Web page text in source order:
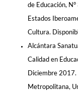
de Educación,
Estados
Cultura.
Alcántara
Calidad en
Diciembre
Metropolitana,